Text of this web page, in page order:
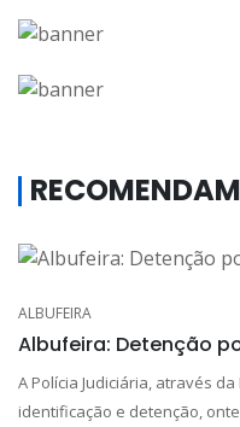
ALBUFEIRA
Albufeira: Detenção
A Polícia Judiciária, através
identificação e detenção,